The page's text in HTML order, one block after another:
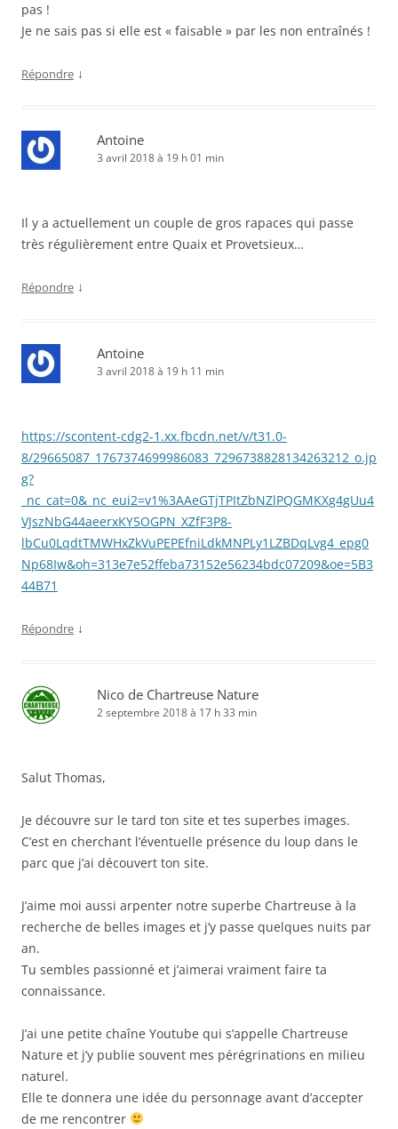
pas !
Je ne sais pas si elle est « faisable » par les non entraînés !
Répondre ↓
Antoine
3 avril 2018 à 19 h 01 min
Il y a actuellement un couple de gros rapaces qui passe
très régulièrement entre Quaix et Provetsieux…
Répondre ↓
Antoine
3 avril 2018 à 19 h 11 min
https://scontent-cdg2-1.xx.fbcdn.net/v/t31.0-
8/29665087_1767374699986083_7296738828134263212_o.jp
g?
_nc_cat=0&_nc_eui2=v1%3AAeGTjTPItZbNZlPQGMKXg4gUu4
VJszNbG44aeerxKY5OGPN_XZfF3P8-
lbCu0LqdtTMWHxZkVuPEPEfniLdkMNPLy1LZBDqLvg4_epg0
Np68Iw&oh=313e7e52ffeba73152e56234bdc07209&oe=5B3
44B71
Répondre ↓
Nico de Chartreuse Nature
2 septembre 2018 à 17 h 33 min
Salut Thomas,
Je découvre sur le tard ton site et tes superbes images.
C’est en cherchant l’éventuelle présence du loup dans le
parc que j’ai découvert ton site.
J’aime moi aussi arpenter notre superbe Chartreuse à la
recherche de belles images et j’y passe quelques nuits par
an.
Tu sembles passionné et j’aimerai vraiment faire ta
connaissance.
J’ai une petite chaîne Youtube qui s’appelle Chartreuse
Nature et j’y publie souvent mes pérégrinations en milieu
naturel.
Elle te donnera une idée du personnage avant d’accepter
de me rencontrer